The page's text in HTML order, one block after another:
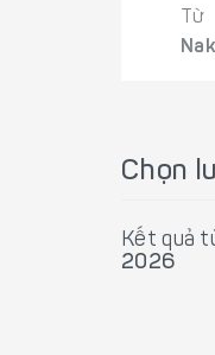
Từ
Chọn
Kết quả
2026